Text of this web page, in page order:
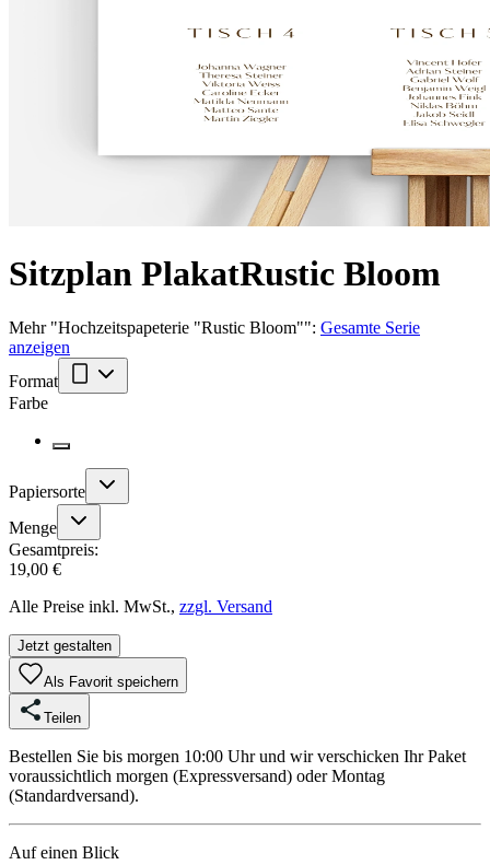
Sitzplan PlakatRustic Bloom
Mehr"Hochzeitspapeterie "Rustic Bloom"": Gesamte Serie
anzeigen
Format
Farbe
Papiersorte
Menge
Gesamtpreis:
19,00 €
Alle Preise inkl. MwSt., zzgl. Versand
Jetzt gestalten
Als Favorit speichern
Teilen
Bestellen Sie bis morgen 10:00 Uhr und wir verschicken Ihr Paket
voraussichtlich morgen (Expressversand) oder Montag
(Standardversand).
Auf einen Blick